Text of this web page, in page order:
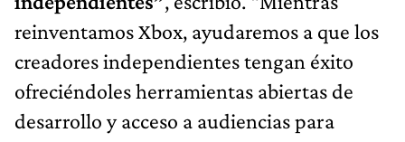
reinventamos Xbox, ayudaremos a que los
creadores independientes tengan éxito
ofreciéndoles herramientas abiertas de
desarrollo y acceso a audiencias para